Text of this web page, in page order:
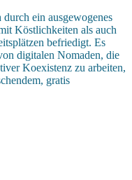
durch ein ausgewogenes
Köstlichkeiten als auch
befriedigt. Es
digitalen Nomaden, die
Koexistenz zu arbeiten,
gratis